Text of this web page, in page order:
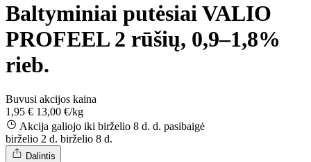
Baltyminiai putėsiai VALIO
PROFEEL 2 rūšių, 0,9–1,8%
rieb.
Buvusi akcijos kaina
1,95 € 13,00 €/kg
Akcija galiojo iki birželio 8 d. d. pasibaigė
birželio 2 d. birželio 8 d.
Dalintis